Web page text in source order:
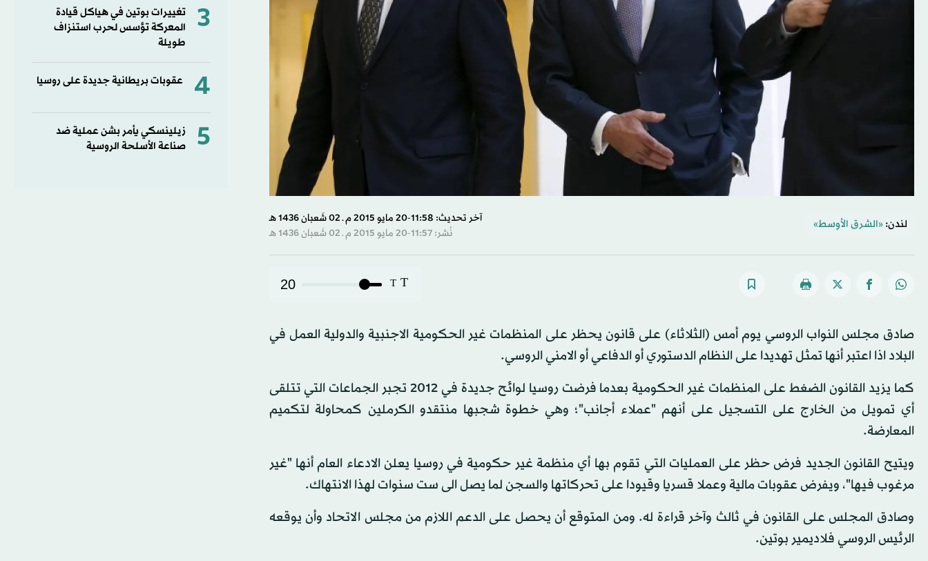
لندن: «الشرق الأوسط»
آخر تحديث: 11:58-20 مايو 2015 م ـ 02 شَعبان 1436 هـ
نُشر: 11:57-20 مايو 2015 م ـ 02 شَعبان 1436 هـ
T
T
20
صادق مجلس النواب الروسي يوم أمس (الثلاثاء) على قانون يحظر على المنظمات غير الحكومية الاجنبية والدولية العمل في
البلاد اذا اعتبر أنها تمثل تهديدا على النظام الدستوري أو الدفاعي أو الامني الروسي.
كما يزيد القانون الضغط على المنظمات غير الحكومية بعدما فرضت روسيا لوائح جديدة في 2012 تجبر الجماعات التي تتلقى
أي تمويل من الخارج على التسجيل على أنهم "عملاء أجانب"؛ وهي خطوة شجبها منتقدو الكرملين كمحاولة لتكميم
المعارضة.
ويتيح القانون الجديد فرض حظر على العمليات التي تقوم بها أي منظمة غير حكومية في روسيا يعلن الادعاء العام أنها "غير
مرغوب فيها"، ويفرض عقوبات مالية وعملا قسريا وقيودا على تحركاتها والسجن لما يصل الى ست سنوات لهذا الانتهاك.
وصادق المجلس على القانون في ثالث وآخر قراءة له. ومن المتوقع أن يحصل على الدعم اللازم من مجلس الاتحاد وأن يوقعه
الرئيس الروسي فلاديمير بوتين.
3
تغييرات بوتين في هياكل قيادة
المعركة تؤسس لحرب استنزاف
طويلة
4 عقوبات بريطانية جديدة على روسيا
5
زيلينسكي يأمر بشن عملية ضد
صناعة الأسلحة الروسية